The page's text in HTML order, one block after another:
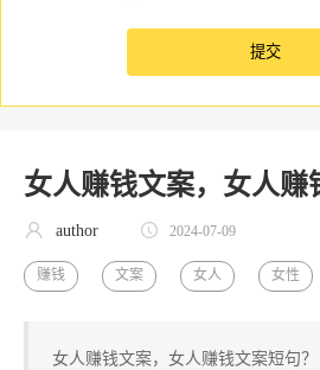
女人赚钱文案，女人赚
author 2024-07-09
赚钱 文案 女人 女性
女人赚钱文案，女人赚钱文案短句